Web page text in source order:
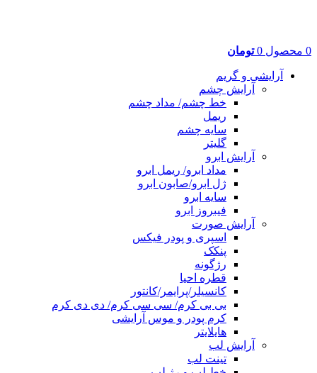
0 محصول 0 تومان
آرایشی و گریم
آرایش چشم
خط چشم/ مداد چشم
ریمل
سایه چشم
گلیتر
آرایش ابرو
مداد ابرو/ ریمل ابرو
ژل ابرو/صابون ابرو
سایه ابرو
فیبروز ابرو
آرایش صورت
اسپری و پودر فیکس
پنکک
رژگونه
قطره احیا
کانسیلر/پرایمر/کانتور
بی بی کرم/ سی سی کرم/ دی دی کرم
کرم پودر و موس آرایشی
هایلایتر
آرایش لب
تینت لب